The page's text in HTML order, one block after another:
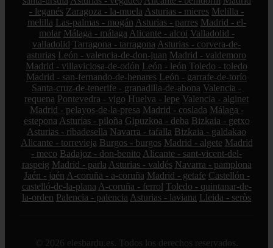
- leganés Zaragoza - la-muela Asturias - mieres Melilla -
melilla Las-palmas - mogán Asturias - parres Madrid - el-
molar Málaga - málaga Alicante - alcoi Valladolid -
valladolid Tarragona - tarragona Asturias - corvera-de-
asturias León - valencia-de-don-juan Madrid - valdemoro
Madrid - villaviciosa-de-odón León - león Toledo - toledo
Madrid - san-fernando-de-henares León - garrafe-de-torío
Santa-cruz-de-tenerife - granadilla-de-abona Valencia -
requena Pontevedra - vigo Huelva - lepe Valencia - alginet
Madrid - pelayos-de-la-presa Madrid - coslada Málaga -
estepona Asturias - piloña Gipuzkoa - deba Bizkaia - getxo
Asturias - ribadesella Navarra - tafalla Bizkaia - galdakao
Alicante - torrevieja Burgos - burgos Madrid - algete Madrid
- meco Badajoz - don-benito Alicante - sant-vicent-del-
raspeig Madrid - parla Asturias - valdés Navarra - pamplona
Jaén - jaén A-coruña - a-coruña Madrid - getafe Castellón -
castelló-de-la-plana A-coruña - ferrol Toledo - quintanar-de-
la-orden Palencia - palencia Asturias - laviana Lleida - seròs
© 2026 elesbardu.es. Todos los derechos reservados.